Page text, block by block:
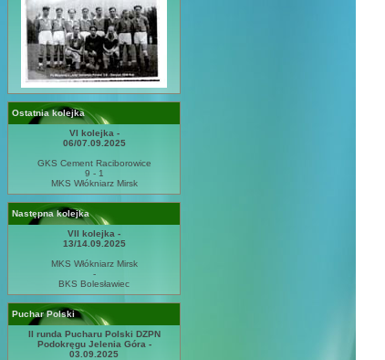
Ostatnia kolejka
VI kolejka -
06/07.09.2025
GKS Cement Raciborowice
9 - 1
MKS Włókniarz Mirsk
Następna kolejka
VII kolejka -
13/14.09.2025
MKS Włókniarz Mirsk
-
BKS Bolesławiec
Puchar Polski
II runda Pucharu Polski DZPN
Podokręgu Jelenia Góra -
03.09.2025